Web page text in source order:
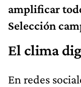
amplificar
Selección
El clima
En redes